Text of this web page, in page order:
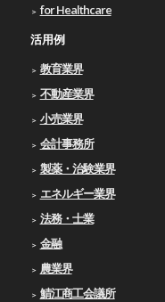
for Healthcare
活用例
教育業界
不動産業界
小売業界
会計事務所
製薬・治験業界
エネルギー業界
法務・士業
金融
農業界
鯖江商工会議所